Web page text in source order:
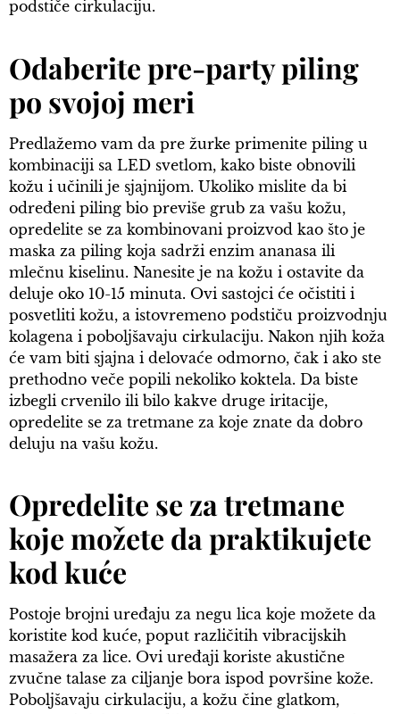
podstiče cirkulaciju.
Odaberite pre-party piling
po svojoj meri
Predlažemo vam da pre žurke primenite piling u
kombinaciji sa LED svetlom, kako biste obnovili
kožu i učinili je sjajnijom. Ukoliko mislite da bi
određeni piling bio previše grub za vašu kožu,
opredelite se za kombinovani proizvod kao što je
maska za piling koja sadrži enzim ananasa ili
mlečnu kiselinu. Nanesite je na kožu i ostavite da
deluje oko 10-15 minuta. Ovi sastojci će očistiti i
posvetliti kožu, a istovremeno podstiču proizvodnju
kolagena i poboljšavaju cirkulaciju. Nakon njih koža
će vam biti sjajna i delovaće odmorno, čak i ako ste
prethodno veče popili nekoliko koktela. Da biste
izbegli crvenilo ili bilo kakve druge iritacije,
opredelite se za tretmane za koje znate da dobro
deluju na vašu kožu.
Opredelite se za tretmane
koje možete da praktikujete
kod kuće
Postoje brojni uređaju za negu lica koje možete da
koristite kod kuće, poput različitih vibracijskih
masažera za lice. Ovi uređaji koriste akustične
zvučne talase za ciljanje bora ispod površine kože.
Poboljšavaju cirkulaciju, a kožu čine glatkom,